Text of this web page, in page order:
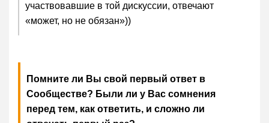
участвовавшие в той дискуссии, отвечают
«может, но не обязан»))
Помните ли Вы свой первый ответ в
Сообществе? Были ли у Вас сомнения
перед тем, как ответить, и сложно ли